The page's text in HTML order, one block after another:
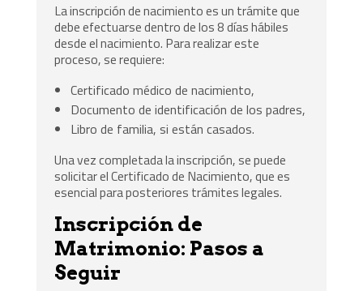
La inscripción de nacimiento es un trámite que
debe efectuarse dentro de los 8 días hábiles
desde el nacimiento. Para realizar este
proceso, se requiere:
Certificado médico de nacimiento,
Documento de identificación de los padres,
Libro de familia, si están casados.
Una vez completada la inscripción, se puede
solicitar el Certificado de Nacimiento, que es
esencial para posteriores trámites legales.
Inscripción de
Matrimonio: Pasos a
Seguir